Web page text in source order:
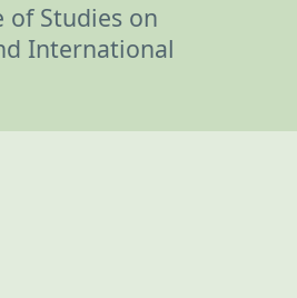
Studies on
International